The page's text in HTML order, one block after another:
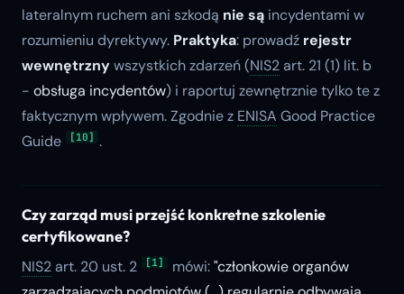
lateralnym ruchem ani szkodą nie są incydentami w
rozumieniu dyrektywy. Praktyka: prowadź rejestr
wewnętrznywszystkich zdarzeń (NIS2art. 21 (1) lit. b
- obsługa incydentów) i raportuj zewnętrznie tylko te z
faktycznym wpływem. Zgodnie z ENISA Good Practice
Guide
[10] .
Czy zarząd musi przejść konkretne szkolenie
certyfikowane?
NIS2art. 20 ust. 2 [1] mówi:"członkowie organów